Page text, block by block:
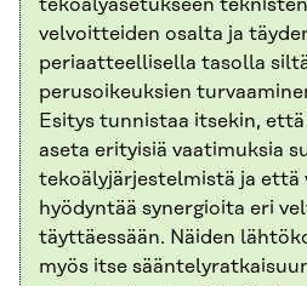
tekoälyasetukseen
velvoitteiden osalta ja
periaatteellisella tasolla
perusoikeuksien
Esitys tunnistaa itsekin,
aseta erityisiä vaatimuksia
tekoälyjärjestelmistä ja että
hyödyntää synergioita eri
täyttäessään. Näiden
myös itse